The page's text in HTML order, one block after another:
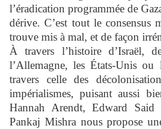
l’éradication programmée de
dérive. C’est tout le consensus
trouve mis à mal, et de façon
À travers l’histoire d’Israël,
l’Allemagne, les États-Unis
travers celle des
impérialismes, puisant aussi
Hannah Arendt, Edward Said
Pankaj Mishra nous propose